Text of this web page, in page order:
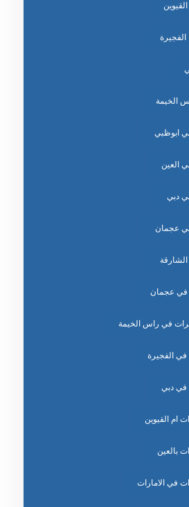
الخيمة
ابوظبي
العين
دبي
عجمان
في عجمان
في راس الخيمة
الفجيرة
في دبي
ام القيوين
بالعين
في الامارات